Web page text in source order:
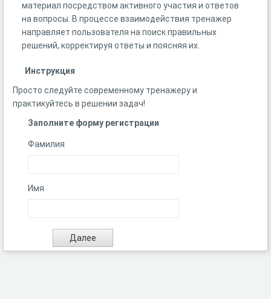
материал посредством активного участия и ответов
на вопросы. В процессе взаимодействия тренажер
направляет пользователя на поиск правильных
решений, корректируя ответы и поясняя их.
Инструкция
Просто следуйте современному тренажеру и
практикуйтесь в решении задач!
Заполните форму регистрации
Фамилия
Имя